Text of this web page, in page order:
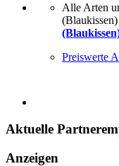
Alle Arten
Preiswerte
Aktuelle
Anzeigen